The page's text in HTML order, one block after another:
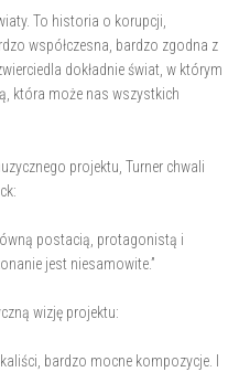
To historia o korupcji,
współczesna, bardzo zgodna z
dokładnie świat, w którym
która może nas wszystkich
projektu, Turner chwali
postacią, protagonistą i
jest niesamowite.”
wizję projektu:
bardzo mocne kompozycje. I